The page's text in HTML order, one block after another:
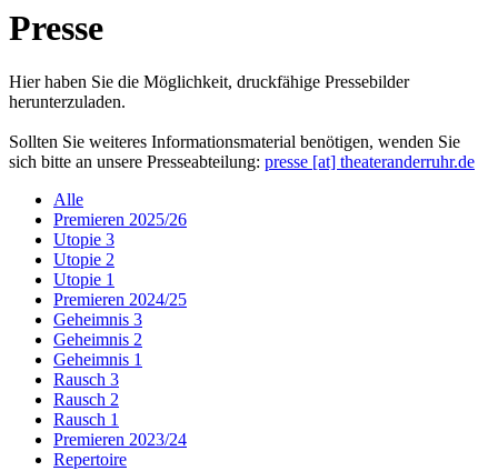
Presse
Hier haben Sie die Möglichkeit, druckfähige Pressebilder
herunterzuladen.
Sollten Sie weiteres Informationsmaterial benötigen, wenden Sie
sich bitte an unsere Presseabteilung: presse [​at​] theateranderruhr.de
Alle
Premieren 2025/26
Utopie 3
Utopie 2
Utopie 1
Premieren 2024/25
Geheimnis 3
Geheimnis 2
Geheimnis 1
Rausch 3
Rausch 2
Rausch 1
Premieren 2023/24
Repertoire